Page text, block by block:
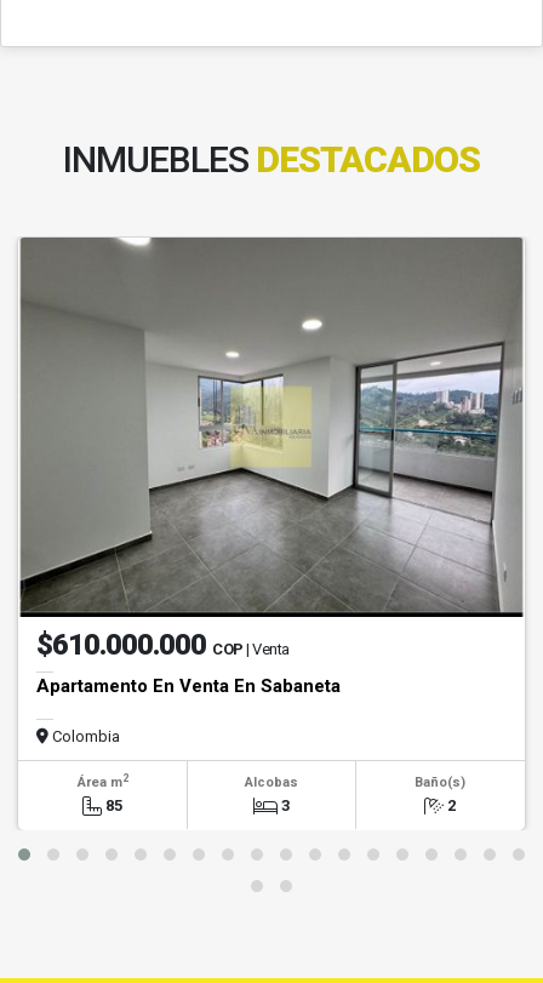
INMUEBLES DESTACADOS
$610.000.000 COP | Venta
Apartamento En Venta En Sabaneta
Colombia
Área m2
85
Alcobas
3
Baño(s)
2